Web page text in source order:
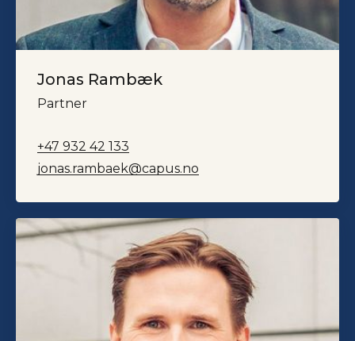
Jonas Rambæk
Partner
+47 932 42 133
jonas.rambaek@capus.no